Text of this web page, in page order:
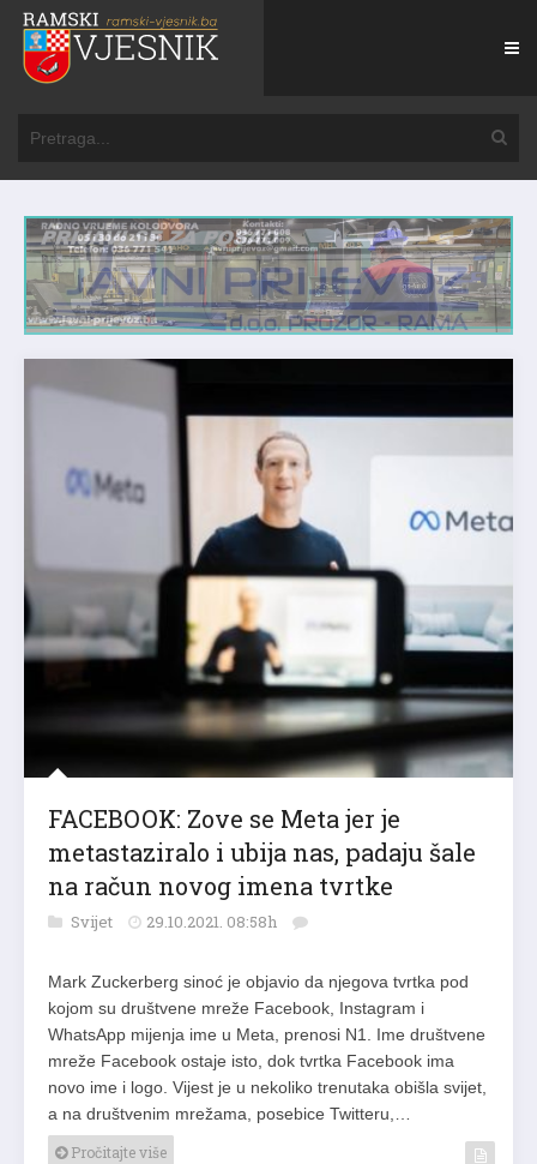
FACEBOOK: Zove se Meta jer je
metastaziralo i ubija nas, padaju šale
na račun novog imena tvrtke
Svijet 29.10.2021. 08:58h
Mark Zuckerberg sinoć je objavio da njegova tvrtka pod
kojom su društvene mreže Facebook, Instagram i
WhatsApp mijenja ime u Meta, prenosi N1. Ime društvene
mreže Facebook ostaje isto, dok tvrtka Facebook ima
novo ime i logo. Vijest je u nekoliko trenutaka obišla svijet,
a na društvenim mrežama, posebice Twitteru,…
Pročitajte više